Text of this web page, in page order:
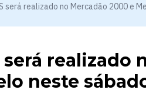
será realizado no Mercadão 2000 e
será realizado
neste